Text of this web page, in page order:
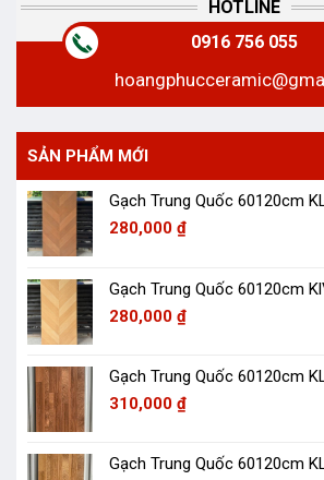
HOTLINE
0916 756 055
SẢN PHẨM MỚI
Gạch Trung Quốc 60120cm
280,000 ₫
Gạch Trung Quốc 60120cm
280,000 ₫
Gạch Trung Quốc 60120cm
310,000 ₫
Gạch Trung Quốc 60120cm